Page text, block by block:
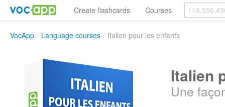
Create flashcards Courses
VocApp / Language courses / Italien pour les enfants
Italien
Une